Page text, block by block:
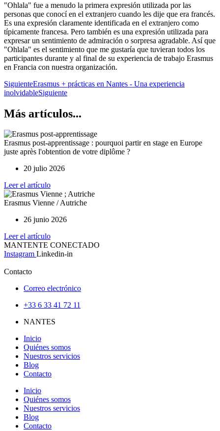
"Ohlala" fue a menudo la primera expresión utilizada por las
personas que conocí en el extranjero cuando les dije que era francés.
Es una expresión claramente identificada en el extranjero como
típicamente francesa. Pero también es una expresión utilizada para
expresar un sentimiento de admiración o sorpresa agradable. Así que
"Ohlala" es el sentimiento que me gustaría que tuvieran todos los
participantes durante y al final de su experiencia de trabajo Erasmus
en Francia con nuestra organización.
SiguienteErasmus + prácticas en Nantes - Una experiencia
inolvidableSiguiente
Más artículos...
Erasmus post-apprentissage : pourquoi partir en stage en Europe
juste après l'obtention de votre diplôme ?
20 julio 2026
Leer el artículo
Erasmus Vienne / Autriche
26 junio 2026
Leer el artículo
MANTENTE CONECTADO
Instagram Linkedin-in
Contacto
Correo electrónico
+33 6 33 41 72 11
NANTES
Inicio
Quiénes somos
Nuestros servicios
Blog
Contacto
Inicio
Quiénes somos
Nuestros servicios
Blog
Contacto